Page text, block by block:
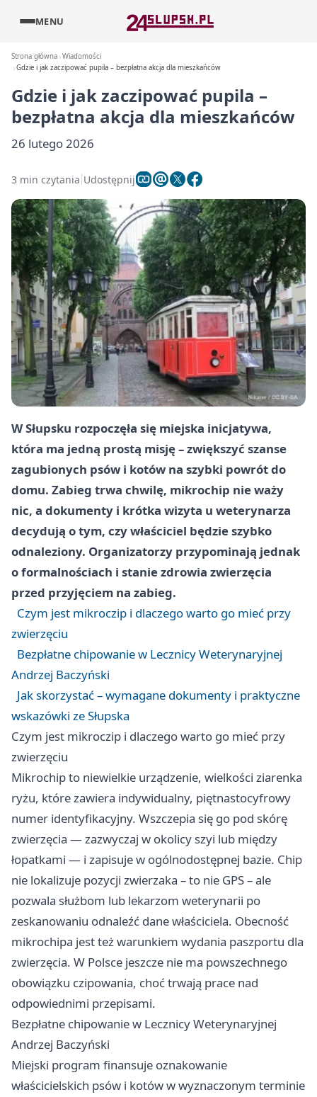
MENU
Strona główna Wiadomości
Gdzie i jak zaczipować pupila – bezpłatna akcja dla mieszkańców
Gdzie i jak zaczipować pupila –
bezpłatna akcja dla mieszkańców
26 lutego 2026
3 min czytania Udostępnij
W Słupsku rozpoczęła się miejska inicjatywa,
która ma jedną prostą misję – zwiększyć szanse
zagubionych psów i kotów na szybki powrót do
domu. Zabieg trwa chwilę, mikrochip nie waży
nic, a dokumenty i krótka wizyta u weterynarza
decydują o tym, czy właściciel będzie szybko
odnaleziony. Organizatorzy przypominają jednak
o formalnościach i stanie zdrowia zwierzęcia
przed przyjęciem na zabieg.
Czym jest mikroczip i dlaczego warto go mieć przy
zwierzęciu
Bezpłatne chipowanie w Lecznicy Weterynaryjnej
Andrzej Baczyński
Jak skorzystać – wymagane dokumenty i praktyczne
wskazówki ze Słupska
Czym jest mikroczip i dlaczego warto go mieć przy
zwierzęciu
Mikrochip to niewielkie urządzenie, wielkości ziarenka
ryżu, które zawiera indywidualny, piętnastocyfrowy
numer identyfikacyjny. Wszczepia się go pod skórę
zwierzęcia — zazwyczaj w okolicy szyi lub między
łopatkami — i zapisuje w ogólnodostępnej bazie. Chip
nie lokalizuje pozycji zwierzaka – to nie GPS – ale
pozwala służbom lub lekarzom weterynarii po
zeskanowaniu odnaleźć dane właściciela. Obecność
mikrochipa jest też warunkiem wydania paszportu dla
zwierzęcia. W Polsce jeszcze nie ma powszechnego
obowiązku czipowania, choć trwają prace nad
odpowiednimi przepisami.
Bezpłatne chipowanie w Lecznicy Weterynaryjnej
Andrzej Baczyński
Miejski program finansuje oznakowanie
właścicielskich psów i kotów w wyznaczonym terminie